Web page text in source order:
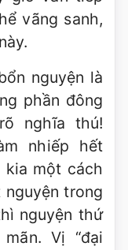
vãng sanh,
nguyện là
phần đông
nghĩa thú!
nhiếp hết
kia một cách
trong
nguyện thứ
Vị “đại